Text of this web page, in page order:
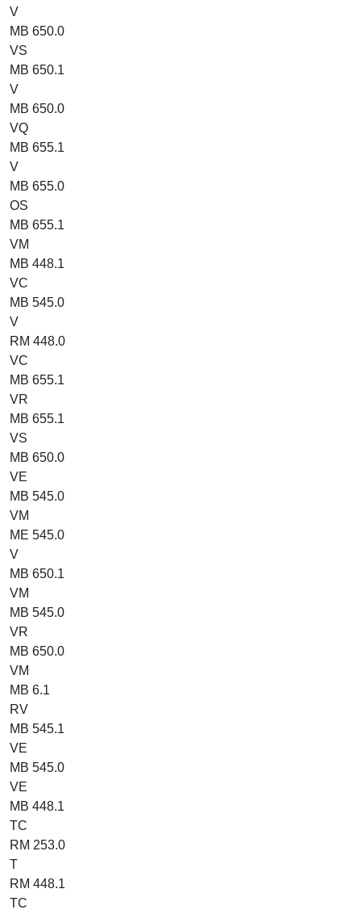
V
MB 650.0
VS
MB 650.1
V
MB 650.0
VQ
MB 655.1
V
MB 655.0
OS
MB 655.1
VM
MB 448.1
VC
MB 545.0
V
RM 448.0
VC
MB 655.1
VR
MB 655.1
VS
MB 650.0
VE
MB 545.0
VM
ME 545.0
V
MB 650.1
VM
MB 545.0
VR
MB 650.0
VM
MB 6.1
RV
MB 545.1
VE
MB 545.0
VE
MB 448.1
TC
RM 253.0
T
RM 448.1
TC